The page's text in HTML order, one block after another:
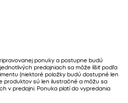
ponuky a postupne budú
predajniach sa môže líšiť podľa
(niektoré položky budú dostupné len
produktov sú len ilustračné a môžu sa
v predajni. Ponuka platí do vypredania